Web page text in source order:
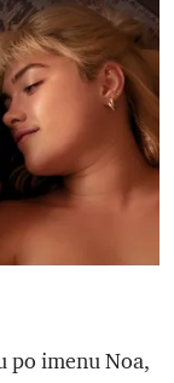
po imenu Noa,